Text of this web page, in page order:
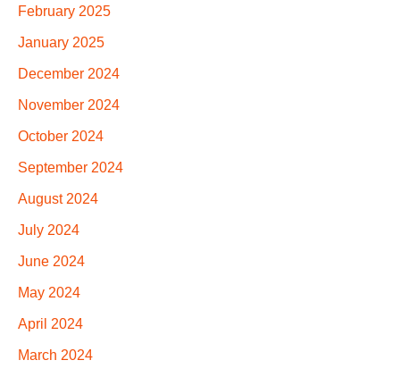
February 2025
January 2025
December 2024
November 2024
October 2024
September 2024
August 2024
July 2024
June 2024
May 2024
April 2024
March 2024